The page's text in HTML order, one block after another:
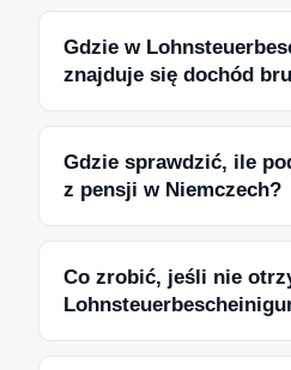
Gdzie w
znajduje się dochód
Gdzie sprawdzić, ile
z pensji w Niemczech?
Co zrobić, jeśli nie